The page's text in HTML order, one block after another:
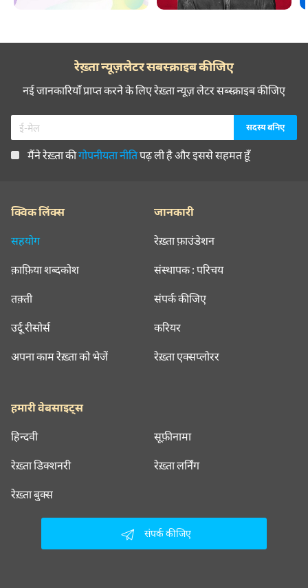
रेख़्ता न्यूज़लेटर सबस्क्राइब कीजिए
नई जानकारियाँ प्राप्त करने के लिए रेख़्ता न्यूज़ लेटर सब्स्क्राइब कीजिए
मैंने रेख़्ता कीगोपनीयता नीतिपढ़ ली है और इससे सहमत हूँ
क्विक लिंक्स
सहयोग
क़ाफ़िया शब्दकोश
तक़्ती
उर्दू रीसोर्स
अपना काम रेख़्ता को भेजें
जानकारी
रेख़्ता फ़ाउंडेशन
संस्थापक : परिचय
संपर्क कीजिए
करियर
रेख़्ता एक्सप्लोरर
हमारी वेबसाइट्स
हिन्दवी सूफ़ीनामा
रेख़्ता डिक्शनरी रेख़्ता लर्निंग
रेख़्ता बुक्स
संपर्क कीजिए